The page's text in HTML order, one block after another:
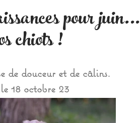
pour juin...
chiots !
de douceur et de câlins.
18 octobre 23